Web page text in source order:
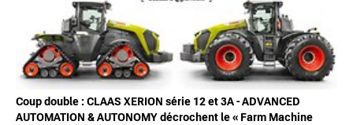
Coup double : CLAAS XERION série 12 et 3A - ADVANCED
AUTOMATION & AUTONOMY décrochent le « Farm Machine